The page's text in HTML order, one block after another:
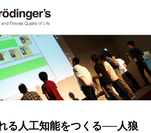
る人工知能をつくる──人狼